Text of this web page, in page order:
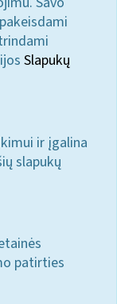
Slapukų
ir įgalina
slapukų
patirties